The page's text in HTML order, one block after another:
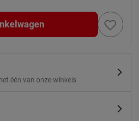
één van onze winkels